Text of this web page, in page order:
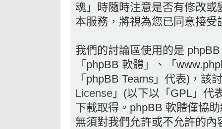
魂」時隨時注意是否有修改
本服務，將視為您已同意接受
我們的討論區使用的是
「phpBB 軟體」、「
「phpBB Teams」代表)，該
License 」(以下以「GPL」代
下載取得。phpBB 軟體僅協
無須對我們允許或不允許的